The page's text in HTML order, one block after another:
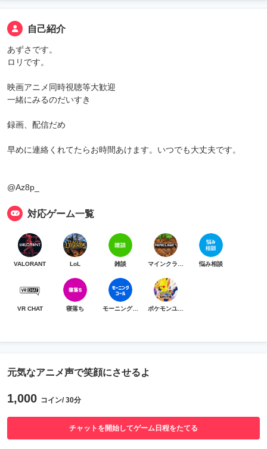
自己紹介
あずさです。
ロリです。
映画アニメ同時視聴等大歓迎
一緒にみるのだいすき
録画、配信だめ
早めに連絡くれてたらお時間あけます。いつでも大丈夫です。
@Az8p_
対応ゲーム一覧
VALORANT LoL 雑談 悩み相談
VR CHAT 寝落ち モーニングコール
元気なアニメ声で笑顔にさせるよ
1,000 コイン/ 30分
チャットを開始してゲーム日程をたてる